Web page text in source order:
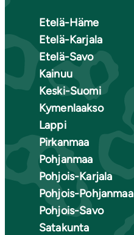
Etelä-Häme
Etelä-Karjala
Etelä-Savo
Kainuu
Keski-Suomi
Kymenlaakso
Lappi
Pirkanmaa
Pohjanmaa
Pohjois-Karjala
Pohjois-Pohjanmaa
Pohjois-Savo
Satakunta